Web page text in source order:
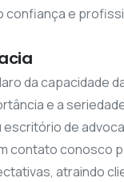
confiança e
da capacidade
e a
de
contato conosco
atraindo